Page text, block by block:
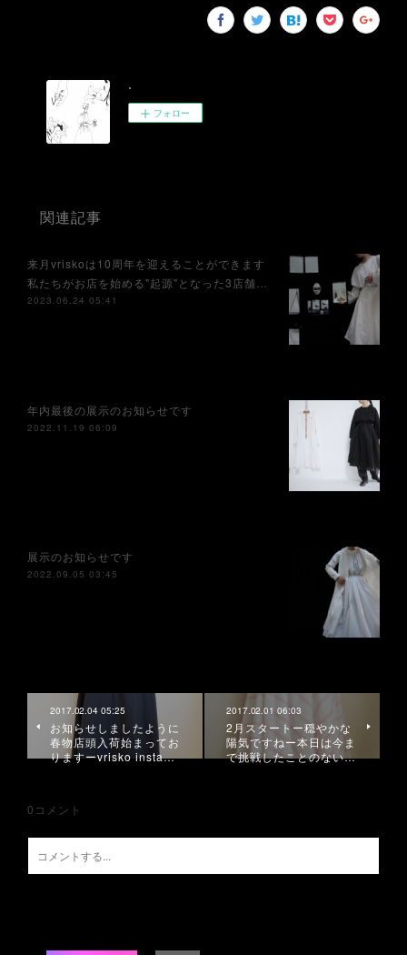
.
フォロー
関連記事
来月vriskoは10周年を迎えることができます⁡
私たちがお店を始める"起源"となった3店舗…
2023.06.24 05:41
年内最後の展示のお知らせです
2022.11.19 06:09
展示のお知らせです
2022.09.05 03:45
2017.02.04 05:25
お知らせしましたように
春物店頭入荷始まってお
りますーvrisko insta…
2017.02.01 06:03
2月スタートー穏やかな
陽気ですねー本日は今ま
で挑戦したことのない…
0 コメント